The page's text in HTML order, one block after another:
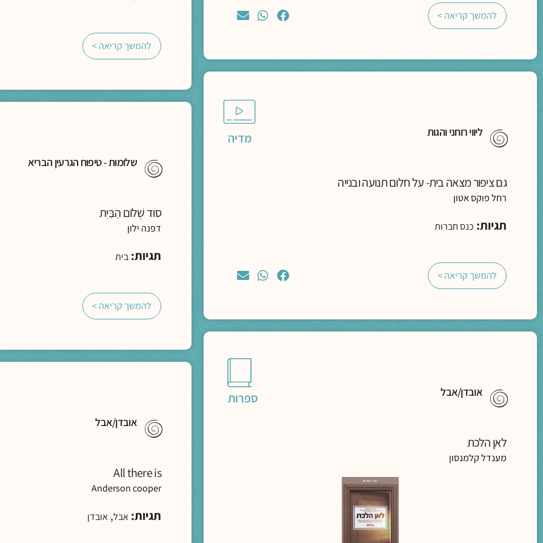
להמשך קריאה >
להמשך קריאה >
מדיה ליווי רוחני והגות
גם ציפור מצאה בית- על חלום תנועה ובנייה
רחל פוקס אטון
תגיות: כנס חברוּת
להמשך קריאה >
שלומוּת - טיפוח הגרעין הבריא
סוֹד שְׁלוֹם הַבַּיִת
דפנה ילון
תגיות: בית
להמשך קריאה >
ספרות אובדן/אבל
לאן הלכת
מענדל קלמנסון
אובדן/אבל
All there is
Anderson cooper
תגיות: אבל, אובדן